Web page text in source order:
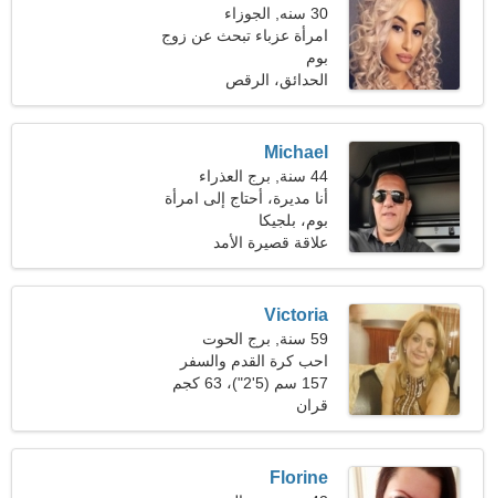
30 سنه, الجوزاء
امرأة عزباء تبحث عن زوج
32-40
بوم
الحدائق، الرقص
Michael
44 سنة, برج العذراء
أنا مديرة، أحتاج إلى امرأة
رشيقة
بوم، بلجيكا
علاقة قصيرة الأمد
Victoria
59 سنة, برج الحوت
احب كرة القدم والسفر
157 سم (5'2")، 63 كجم
(138 رطلا)
قران
Florine